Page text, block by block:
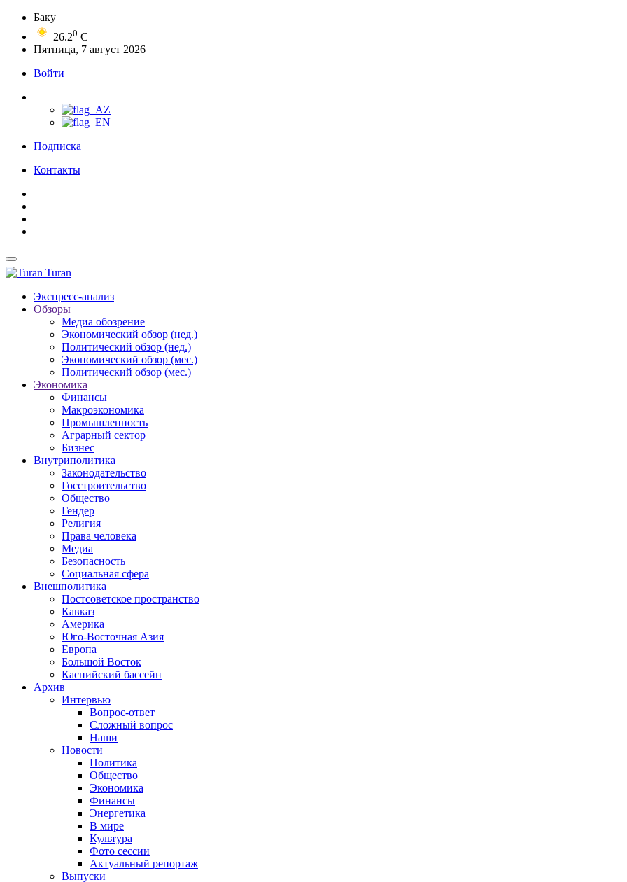
Баку
26.20 C
Пятница, 7 август 2026
Войти
Подписка
Контакты
Turan
Экспресс-анализ
Обзоры
Медиа обозрение
Экономический обзор (нед.)
Политический обзор (нед.)
Экономический обзор (мес.)
Политический обзор (мес.)
Экономика
Финансы
Макроэкономика
Промышленность
Аграрный сектор
Бизнес
Внутриполитика
Законодательство
Госстроительство
Общество
Гендер
Религия
Права человека
Медиа
Безопасность
Социальная сфера
Внешполитика
Постсоветское пространство
Кавказ
Америка
Юго-Восточная Азия
Европа
Большой Восток
Каспийский бассейн
Архив
Интервью
Вопрос-ответ
Сложный вопрос
Наши
Новости
Политика
Общество
Экономика
Финансы
Энергетика
В мире
Культура
Фото сессии
Актуальный репортаж
Выпуски